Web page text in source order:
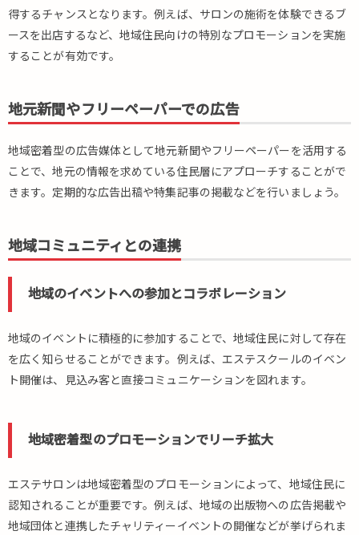
得するチャンスとなります。例えば、サロンの施術を体験できるブ
ースを出店するなど、地域住民向けの特別なプロモーションを実施
することが有効です。
地元新聞やフリーペーパーでの広告
地域密着型の広告媒体として地元新聞やフリーペーパーを活用する
ことで、地元の情報を求めている住民層にアプローチすることがで
きます。定期的な広告出稿や特集記事の掲載などを行いましょう。
地域コミュニティとの連携
地域のイベントへの参加とコラボレーション
地域のイベントに積極的に参加することで、地域住民に対して存在
を広く知らせることができます。例えば、エステスクールのイベン
ト開催は、見込み客と直接コミュニケーションを図れます。
地域密着型のプロモーションでリーチ拡大
エステサロンは地域密着型のプロモーションによって、地域住民に
認知されることが重要です。例えば、地域の出版物への広告掲載や
地域団体と連携したチャリティーイベントの開催などが挙げられま